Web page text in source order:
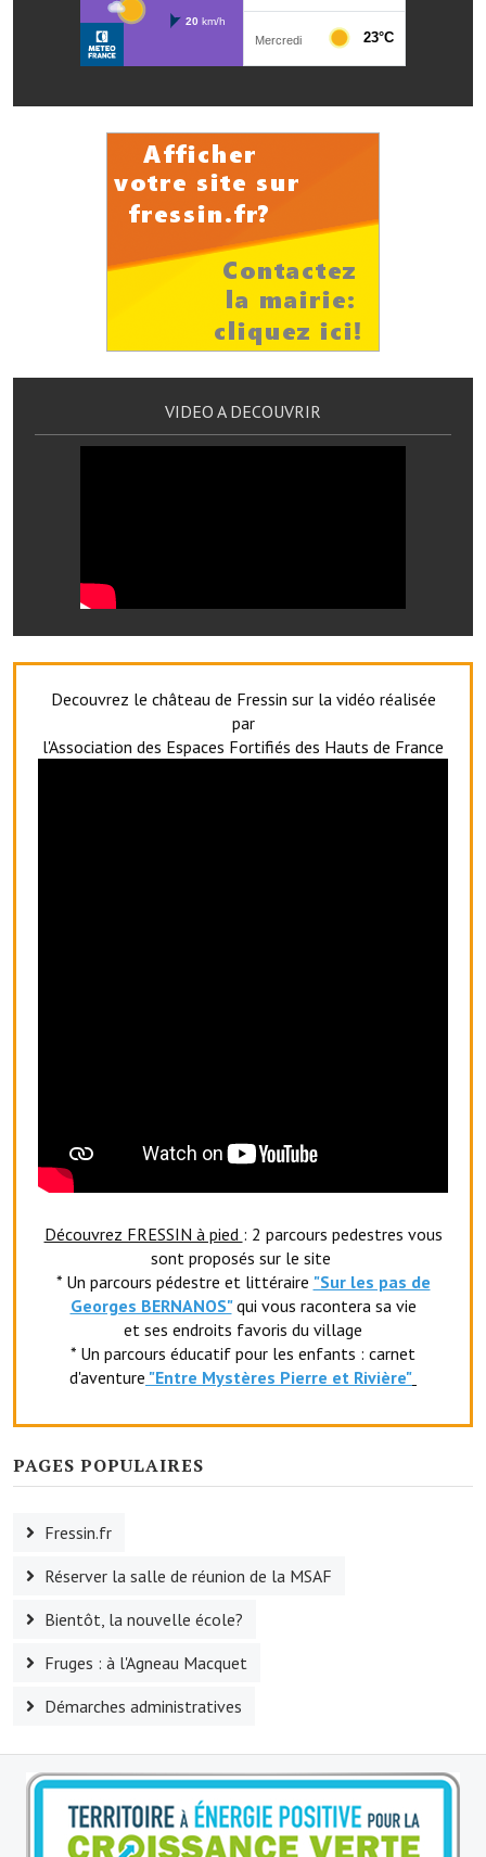
Actions et projets
Projets et travaux en cours
Le bulletin municipal : Fressinfo & Le Fressinois
Le village dans l'intercommunalité
Les réseaux partenaires
L'association des maires
VILLE PRATIQUE
Services publics intercommunaux
Equipements sportifs
Commerçants, artisans
Commerces et professions libérales
Exploitants agricoles
Artisans
Agents immobiliers
Réserver une salle
VILLE ACTIVE
Village culturel
La société musicale de l'Avenir Fressinois
La troupe théâtrale de l'Avenir Fressinois
Les Amis du Patrimoine
L'association du château
VIDEO A DECOUVRIR
Decouvrez le château de Fressin sur la vidéo réalisée
par
l'Association des Espaces Fortifiés des Hauts de France
Découvrez FRESSIN à pied : 2 parcours pedestres vous
sont proposés sur le site
* Un parcours pédestre et littéraire "Sur les pas de
Georges BERNANOS" qui vous racontera sa vie
et ses endroits favoris du village
* Un parcours éducatif pour les enfants : carnet
d'aventure "Entre Mystères Pierre et Rivière"
PAGES POPULAIRES
Fressin.fr
Réserver la salle de réunion de la MSAF
Bientôt, la nouvelle école?
Fruges : à l'Agneau Macquet
Démarches administratives